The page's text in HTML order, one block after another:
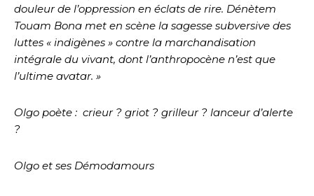
douleur de l’oppression en éclats de rire. Dénètem
Touam Bona met en scène la sagesse subversive des
luttes « indigènes » contre la marchandisation
intégrale du vivant, dont l’anthropocène n’est que
l’ultime avatar. »
Olgo poète : crieur ? griot ? grilleur ? lanceur d’alerte
?
Olgo et ses Démodamours